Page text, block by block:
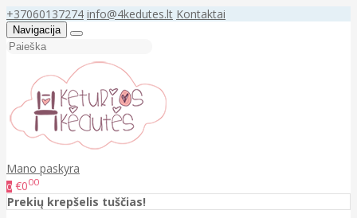
+37060137274 info@4kedutes.lt Kontaktai
Navigacija
Mano paskyra
0 €000
Prekių krepšelis tuščias!